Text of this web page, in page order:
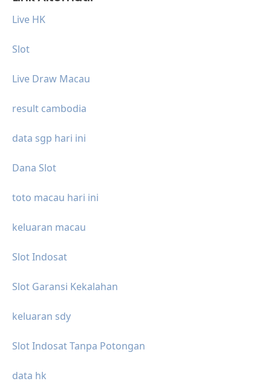
Live HK
Slot
Live Draw Macau
result cambodia
data sgp hari ini
Dana Slot
toto macau hari ini
keluaran macau
Slot Indosat
Slot Garansi Kekalahan
keluaran sdy
Slot Indosat Tanpa Potongan
data hk